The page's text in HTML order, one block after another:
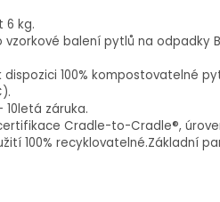
6 kg.
balení pytlů na odpadky
100% kompostovatelné
záruka.
Cradle-to-Cradle®,
100% recyklovatelné.Základní